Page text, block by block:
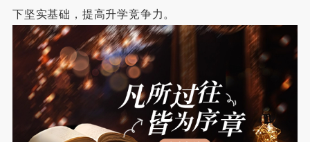
下坚实基础，提高升学竞争力。